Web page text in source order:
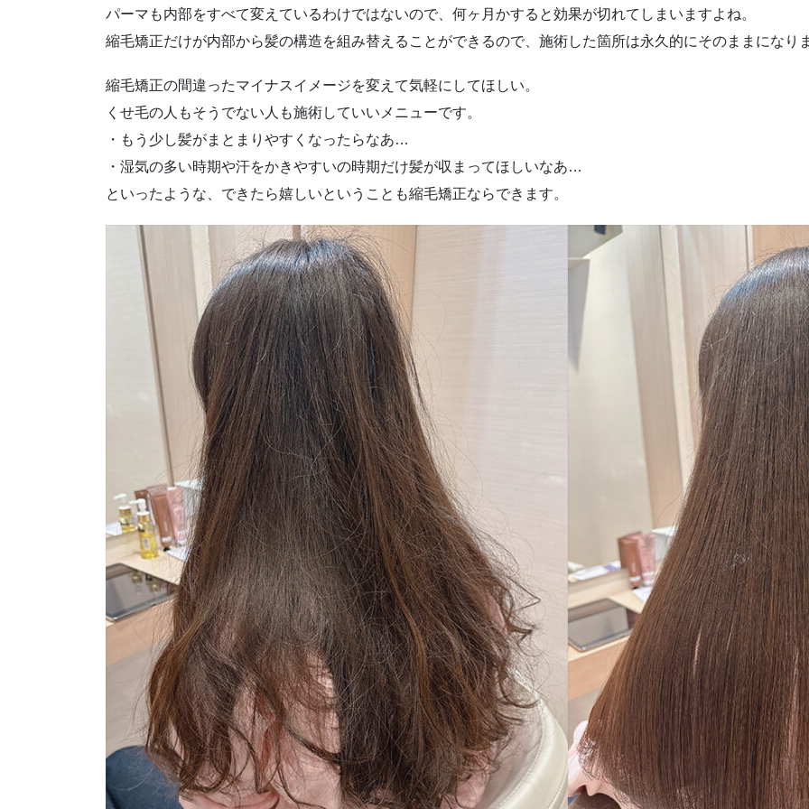
パーマも内部をすべて変えているわけではないので、何ヶ月かすると効果が切れてしまいますよね。
縮毛矯正だけが内部から髪の構造を組み替えることができるので、施術した箇所は永久的にそのままになり
縮毛矯正の間違ったマイナスイメージを変えて気軽にしてほしい。
くせ毛の人もそうでない人も施術していいメニューです。
・もう少し髪がまとまりやすくなったらなあ…
・湿気の多い時期や汗をかきやすいの時期だけ髪が収まってほしいなあ…
といったような、できたら嬉しいということも縮毛矯正ならできます。